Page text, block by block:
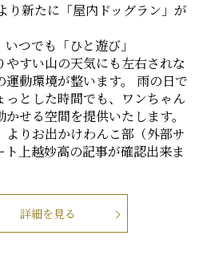
り新たに「屋内ドッグラン」が
つでも「ひと遊び」
やすい山の天気にも左右されな
運動環境が整います。 雨の日で
っとした時間でも、ワンちゃん
せる空間を提供いたします。
りお出かけわんこ部（外部サ
ト上越妙高の記事が確認出来ま
詳細を見る